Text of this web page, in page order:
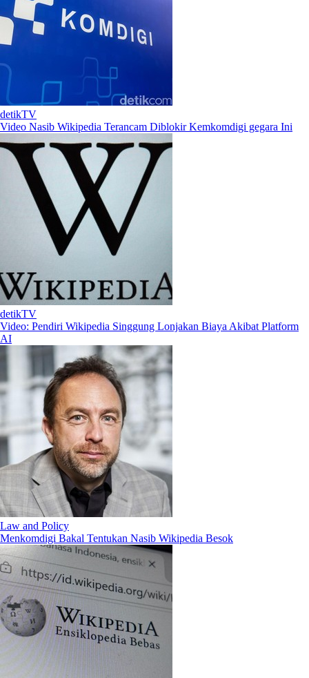
detikTV
Video Nasib Wikipedia Terancam Diblokir Kemkomdigi gegara Ini
detikTV
Video: Pendiri Wikipedia Singgung Lonjakan Biaya Akibat Platform
AI
Law and Policy
Menkomdigi Bakal Tentukan Nasib Wikipedia Besok